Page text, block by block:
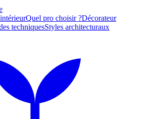
Quel pro choisir ?Décorateur
techniquesStyles architecturaux